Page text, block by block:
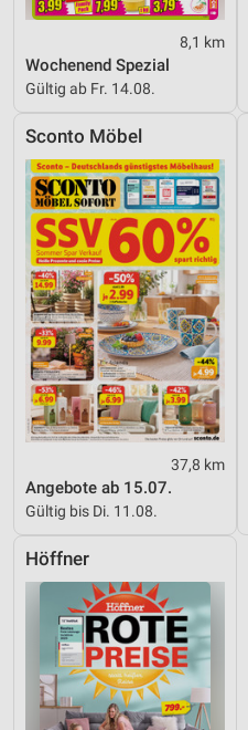
8,1 km
Wochenend Spezial
Gültig ab Fr. 14.08.
Sconto Möbel
37,8 km
Angebote ab 15.07.
Gültig bis Di. 11.08.
Höffner
Werbung